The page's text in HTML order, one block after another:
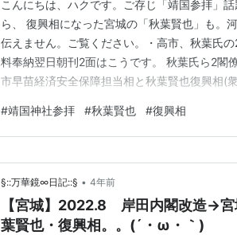
こんにちは、ハクです。ご存じ「靖国参拝」
ら、 復興相になった宮城の「秋葉賢也」も。
伝えません。ご覧ください。・高市、秋葉氏
料奉納翌日朝刊2面はこうです。 秋葉氏ら2閣
市早苗経済安全保障担当相と秋葉賢也復興相(
鳥ヶ淵戦没者墓苑を訪れて献花した。靖国神
を私費で奉納した。中韓両国は反発。中国k外
#靖国神社参拝 #秋葉賢也 #復興相
§::万華鏡∞日記::§ • 4年前
【宮城】2022.8 岸田内閣改造→宮
葉賢也・復興相。。(´・ω・｀)